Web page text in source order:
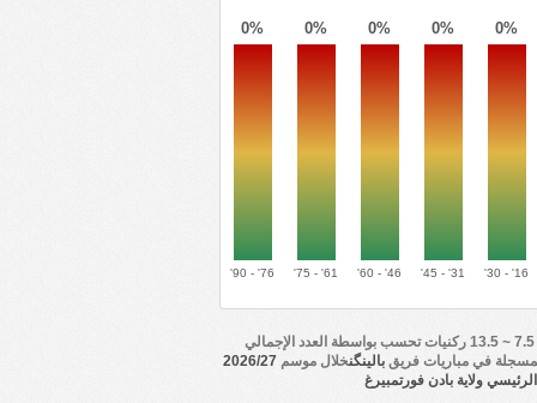
0% 0% 0% 0% 0%
76' - 90' 61' - 75' 46' - 60' 31' - 45' 16' - 30'
أكثر من 7.5 ~ 13.5 ركنيات تحسب بواسطة العدد الإجمالي
في مباريات فريق بالينگنخلال موسم 2026/27
ولاية بادن فورتمبيرغ